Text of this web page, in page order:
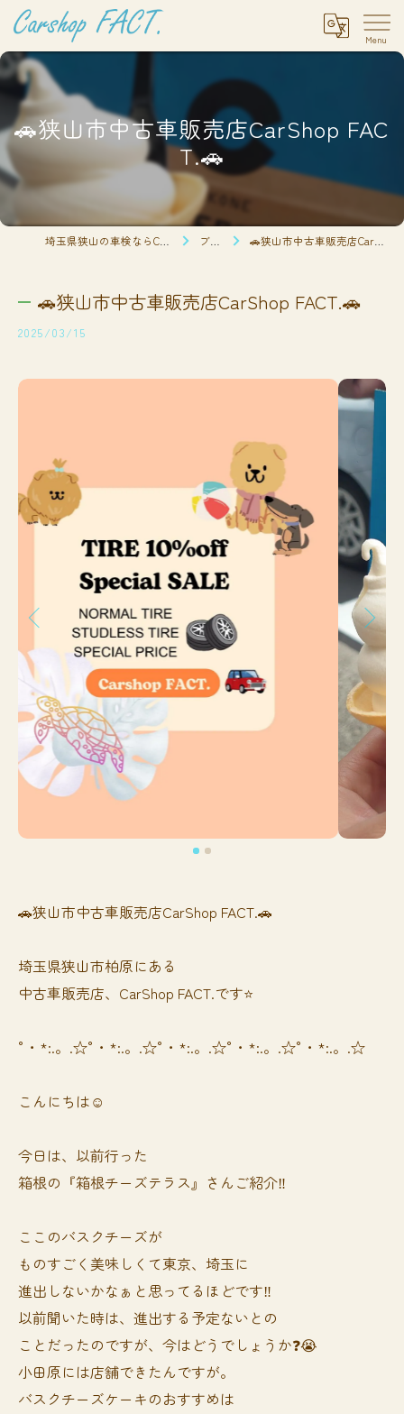
🚗狭山市中古車販売店CarShop FAC
T.🚗
ブログ 🚗狭山市中古車販売店CarShop FACT.🚗
🚗狭山市中古車販売店CarShop FACT.🚗
2025/03/15
🚗狭山市中古車販売店CarShop FACT.🚗
埼玉県狭山市柏原にある
中古車販売店、CarShop FACT.です⭐️
°・*:.。.☆°・*:.。.☆°・*:.。.☆°・*:.。.☆°・*:.。.☆
こんにちは☺️
今日は、以前行った
箱根の『箱根チーズテラス』さんご紹介‼️
ここのバスクチーズが
ものすごく美味しくて東京、埼玉に
進出しないかなぁと思ってるほどです‼️
以前聞いた時は、進出する予定ないとの
ことだったのですが、今はどうでしょうか❓😭
小田原には店舗できたんですが。
バスクチーズケーキのおすすめは